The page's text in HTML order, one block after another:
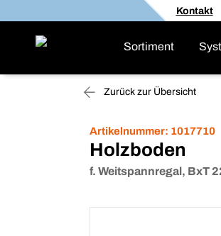
Kontakt
Sortiment
Zurück zur Übersicht
Artikelnummer: 1017710
Holzboden
f. Weitspannregal, BxT